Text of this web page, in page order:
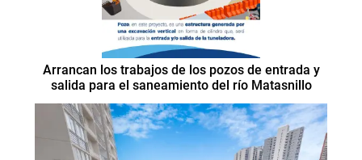
Arrancan los trabajos de los pozos de entrada y
salida para el saneamiento del río Matasnillo